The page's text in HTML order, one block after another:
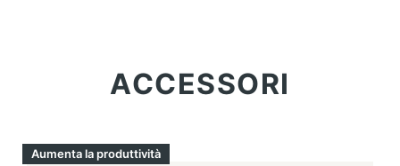
ACCESSORI
Aumenta la produttività